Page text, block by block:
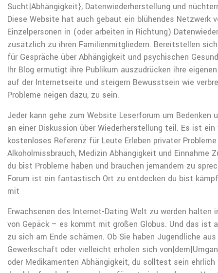
Sucht|Abhängigkeit}, Datenwiederherstellung und
Diese Website hat auch gebaut ein blühendes Netzwerk
Einzelpersonen in (oder arbeiten in Richtung)
zusätzlich zu ihren Familienmitgliedern. Bereitstellen
für Gespräche über Abhängigkeit und psychischen
Ihr Blog ermutigt ihre Publikum auszudrücken ihre
auf der Internetseite und steigern Bewusstsein wie
Probleme neigen dazu, zu sein.
Jeder kann gehe zum Website Leserforum um Bedenken
an einer Diskussion über Wiederherstellung teil. Es ist ein
kostenloses Referenz für Leute Erleben privater
Alkoholmissbrauch, Medizin Abhängigkeit und Einnahme
du bist Probleme haben und brauchen jemandem zu
Forum ist ein fantastisch Ort zu entdecken du bist
mit
Erwachsenen des Internet-Dating Welt zu werden halten
von Gepäck – es kommt mit großen Globus. Und das ist
zu sich am Ende schämen. Ob Sie haben Jugendliche
Gewerkschaft oder vielleicht erholen sich
oder Medikamenten Abhängigkeit, du solltest sein ehrlich